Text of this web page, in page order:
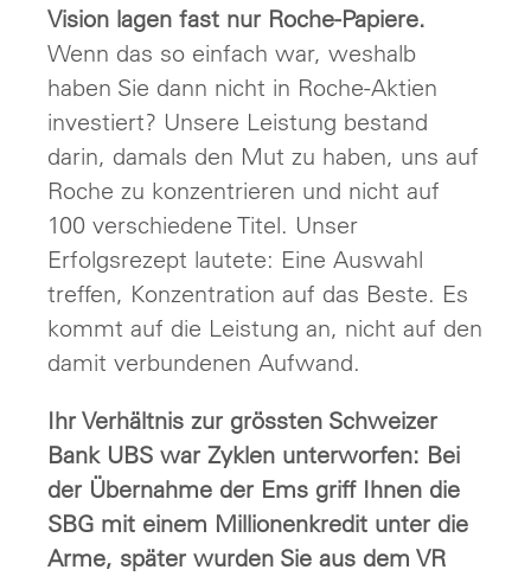
Vision lagen fast nur Roche-Papiere.
Wenn das so einfach war, weshalb
haben Sie dann nicht in Roche-Aktien
investiert? Unsere Leistung bestand
darin, damals den Mut zu haben, uns auf
Roche zu konzentrieren und nicht auf
100 verschiedene Titel. Unser
Erfolgsrezept lautete: Eine Auswahl
treffen, Konzentration auf das Beste. Es
kommt auf die Leistung an, nicht auf den
damit verbundenen Aufwand.
Ihr Verhältnis zur grössten Schweizer
Bank UBS war Zyklen unterworfen: Bei
der Übernahme der Ems griff Ihnen die
SBG mit einem Millionenkredit unter die
Arme, später wurden Sie aus dem VR